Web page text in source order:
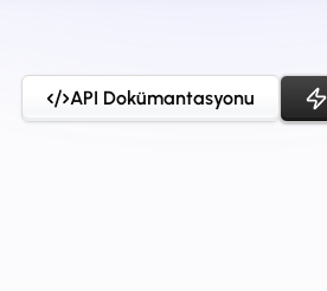
API Dokümantasyonu